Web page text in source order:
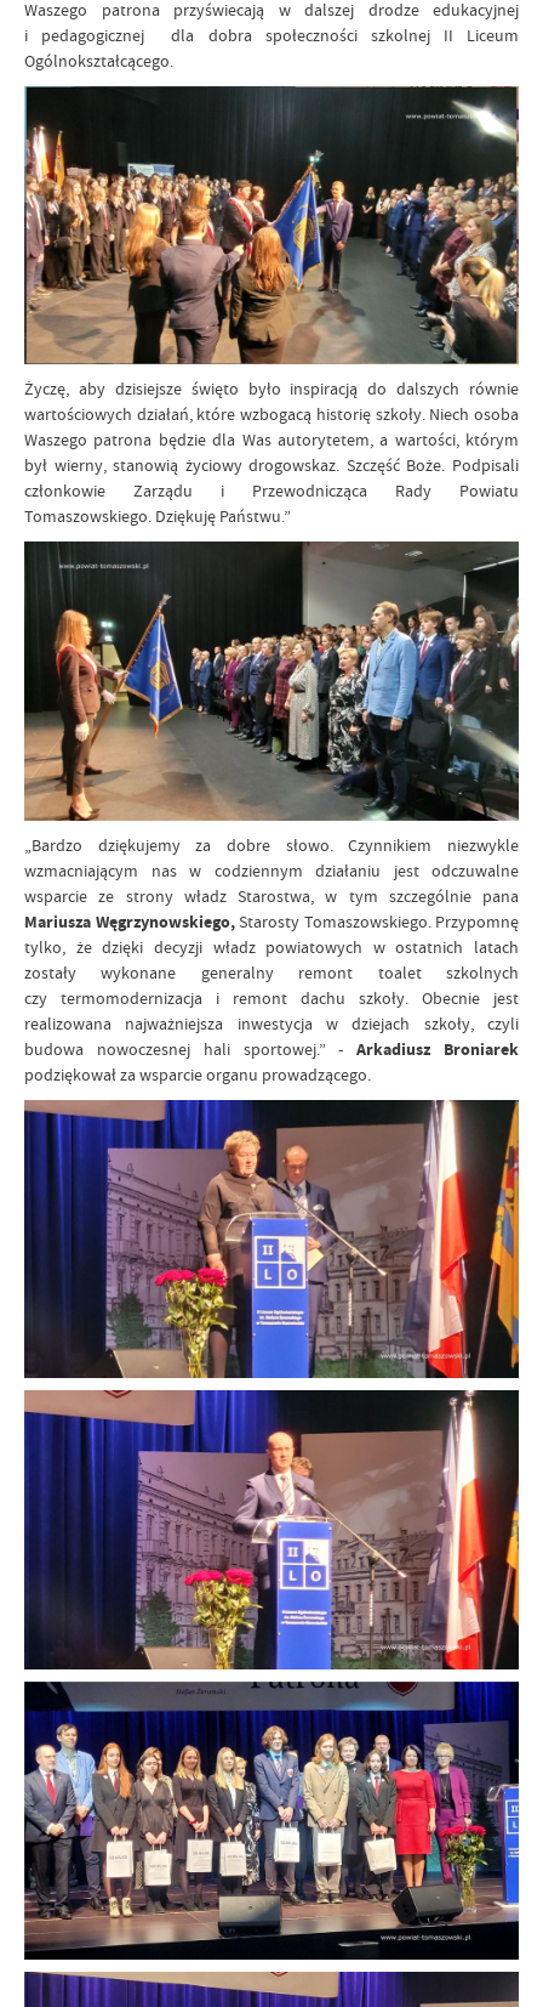
Waszego patrona przyświecają w dalszej drodze edukacyjnej
i pedagogicznej dla dobra społeczności szkolnej II Liceum
Ogólnokształcącego.
Życzę, aby dzisiejsze święto było inspiracją do dalszych równie
wartościowych działań, które wzbogacą historię szkoły. Niech osoba
Waszego patrona będzie dla Was autorytetem, a wartości, którym
był wierny, stanowią życiowy drogowskaz. Szczęść Boże. Podpisali
członkowie Zarządu i Przewodnicząca Rady Powiatu
Tomaszowskiego. Dziękuję Państwu.”
„Bardzo dziękujemy za dobre słowo. Czynnikiem niezwykle
wzmacniającym nas w codziennym działaniu jest odczuwalne
wsparcie ze strony władz Starostwa, w tym szczególnie pana
Mariusza Węgrzynowskiego,Starosty Tomaszowskiego. Przypomnę
tylko, że dzięki decyzji władz powiatowych w ostatnich latach
zostały wykonane generalny remont toalet szkolnych
czy termomodernizacja i remont dachu szkoły. Obecnie jest
realizowana najważniejsza inwestycja w dziejach szkoły, czyli
budowa nowoczesnej hali sportowej.” -Arkadiusz Broniarek
podziękował za wsparcie organu prowadzącego.